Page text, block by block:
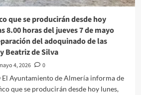
que se producirán desde hoy
8.00 horas del jueves 7 de mayo
del adoquinado de las
Beatriz de Silva
4, 2026
0
El Ayuntamiento de Almería informa de
que se producirán desde hoy lunes,